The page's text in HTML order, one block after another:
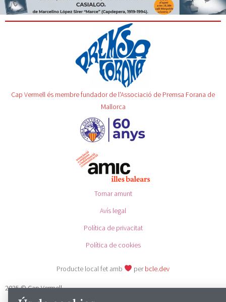
Cap Vermell és membre fundador de l'Associació de Premsa Forana de
Mallorca
Tornar amunt
Avís legal
Política de privacitat
Política de cookies
Producte local fet amb perbcle.dev
2025 © Cap Vermell